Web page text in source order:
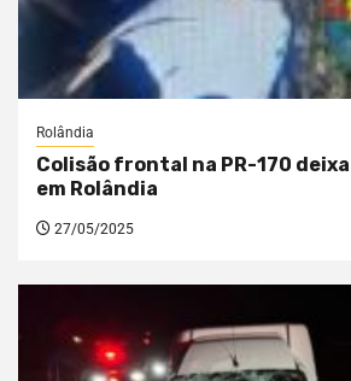
Rolândia
Colisão frontal na PR-170
em Rolândia
27/05/2025